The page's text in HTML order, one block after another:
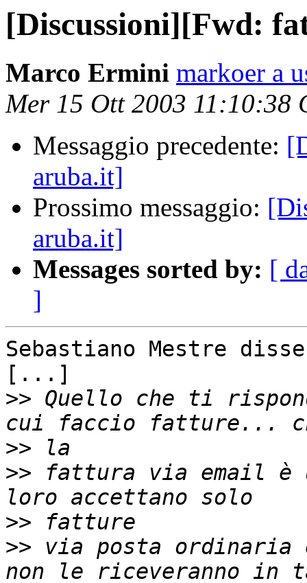
[Discussioni][Fwd:
Marco Ermini markoer a
Mer 15 Ott 2003 11:10:38
Messaggio precedente:
aruba.it]
Prossimo messaggio:
aruba.it]
Messages sorted by: [
]
Sebastiano Mestre
[...]
>> Quello che ti
>>
>> fattura via email è
>>
>> via posta ordinaria